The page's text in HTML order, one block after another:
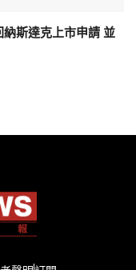
斯達克上市申請 並